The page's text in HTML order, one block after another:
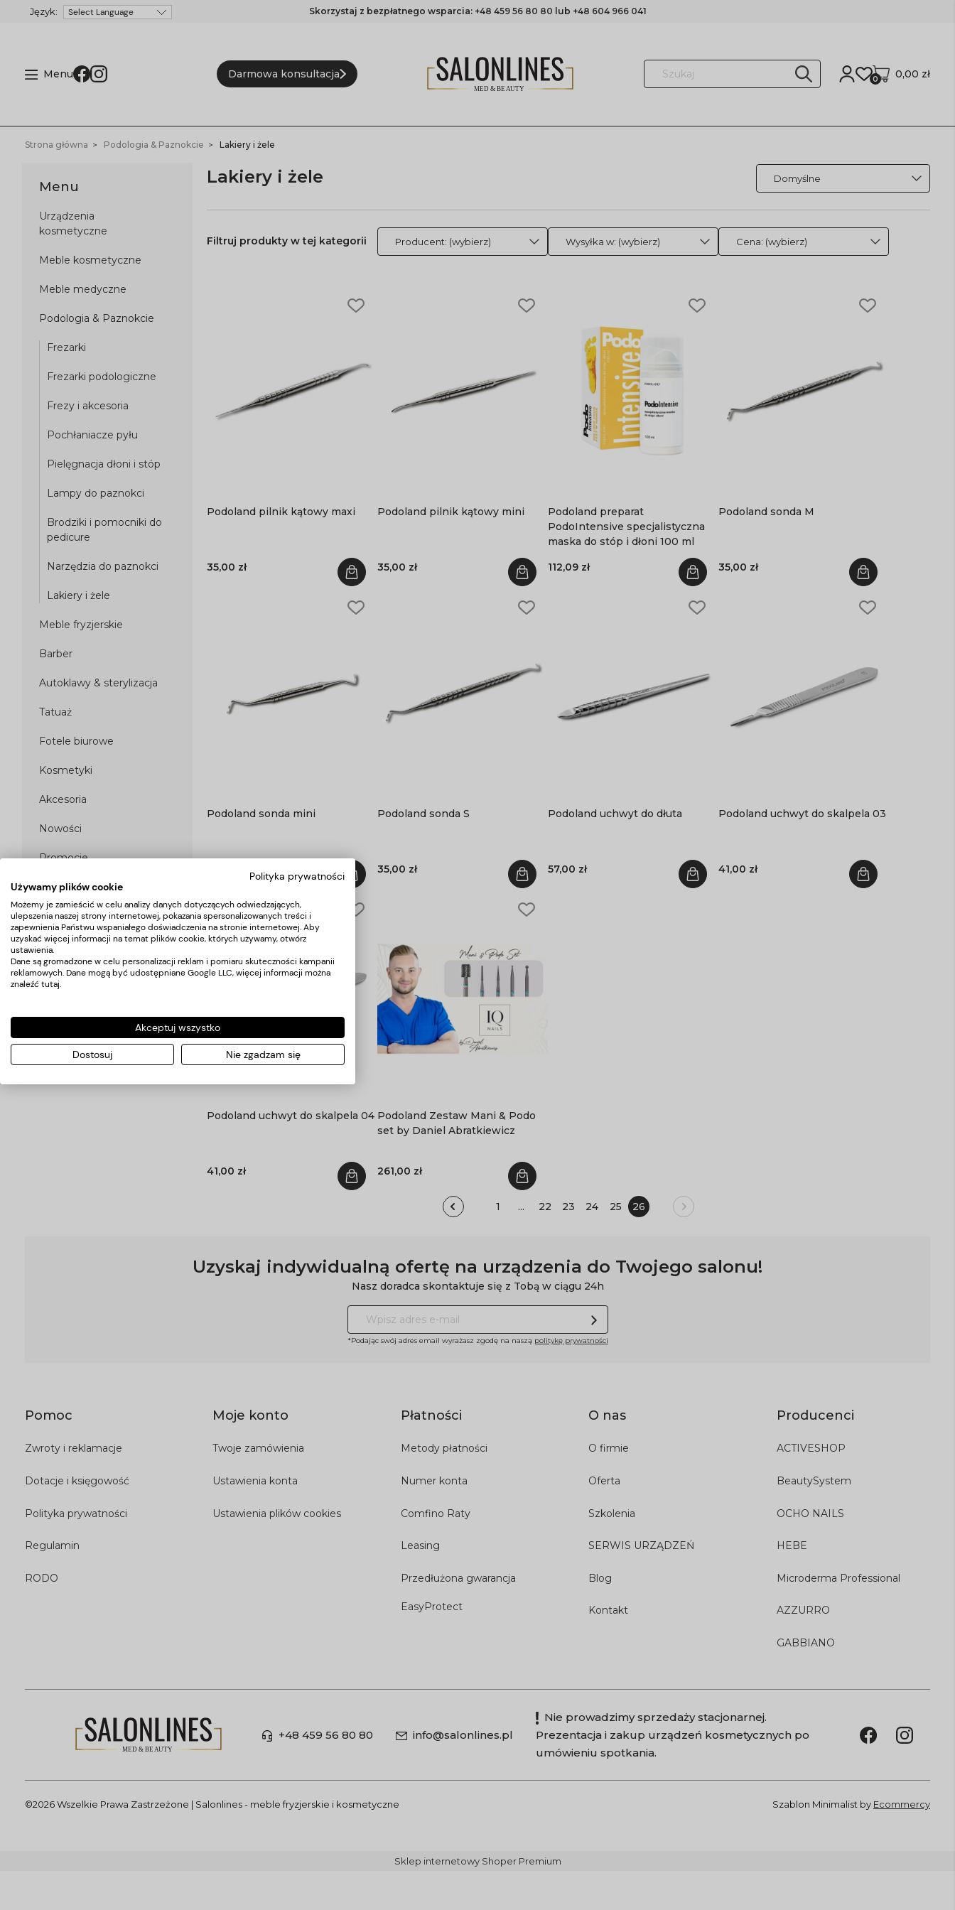
Skorzystaj z bezpłatnego wsparcia: +48 459 56 80 80 lub +48 604 966 041
Menu Darmowa konsultacja 0,00 zł
0
Strona główna Podologia & Paznokcie Lakiery i żele
Menu
Urządzenia
kosmetyczne
Meble kosmetyczne
Meble medyczne
Podologia & Paznokcie
Frezarki
Frezarki podologiczne
Frezy i akcesoria
Pochłaniacze pyłu
Pielęgnacja dłoni i stóp
Lampy do paznokci
Brodziki i pomocniki do
pedicure
Narzędzia do paznokci
Lakiery i żele
Meble fryzjerskie
Barber
Autoklawy & sterylizacja
Tatuaż
Fotele biurowe
Kosmetyki
Akcesoria
Nowości
Promocje
Lakiery i żele
Producent: (wybierz) Wysyłka w: (wybierz) Cena: (wybierz)
Podoland pilnik kątowy maxi
35,00 zł
Podoland pilnik kątowy mini
35,00 zł
Podoland preparat
PodoIntensive specjalistyczna
maska do stóp i dłoni 100 ml
112,09 zł
Podoland sonda M
35,00 zł
Podoland sonda mini Podoland sonda S
35,00 zł
Podoland uchwyt do dłuta
57,00 zł
Podoland uchwyt do skalpela 03
41,00 zł
Podoland uchwyt do skalpela 04
41,00 zł
Podoland Zestaw Mani & Podo
set by Daniel Abratkiewicz
261,00 zł
1 ... 22 23 24 25 26
Uzyskaj indywidualną ofertę na urządzenia do Twojego salonu!
Nasz doradca skontaktuje się z Tobą w ciągu 24h
*Podając swój adres email wyrażasz zgodę na naszą politykę prywatności
Pomoc
Zwroty i reklamacje
Dotacje i księgowość
Polityka prywatności
Regulamin
RODO
Moje konto
Twoje zamówienia
Ustawienia konta
Ustawienia plików cookies
Płatności
Metody płatności
Numer konta
Comfino Raty
Leasing
Przedłużona gwarancja
EasyProtect
O nas
O firmie
Oferta
Szkolenia
SERWIS URZĄDZEŃ
Blog
Kontakt
Producenci
ACTIVESHOP
BeautySystem
OCHO NAILS
HEBE
Microderma Professional
AZZURRO
GABBIANO
+48 459 56 80 80 info@salonlines.pl
Nie prowadzimy sprzedaży stacjonarnej.
Prezentacja i zakup urządzeń kosmetycznych po
umówieniu spotkania.
©2026 Wszelkie Prawa Zastrzeżone | Salonlines - meble fryzjerskie i kosmetyczne Szablon Minimalist by Ecommercy
Sklep internetowy Shoper Premium
Polityka prywatności
Używamy plików cookie
Możemy je zamieścić w celu analizy danych dotyczących odwiedzających,
ulepszenia naszej strony internetowej, pokazania spersonalizowanych treści i
zapewnienia Państwu wspaniałego doświadczenia na stronie internetowej. Aby
uzyskać więcej informacji na temat plików cookie, których używamy, otwórz
ustawienia.
Dane są gromadzone w celu personalizacji reklam i pomiaru skuteczności kampanii
reklamowych. Dane mogą być udostępniane Google LLC, więcej informacji można
znaleźć tutaj.
Akceptuj wszystko
Dostosuj Nie zgadzam się